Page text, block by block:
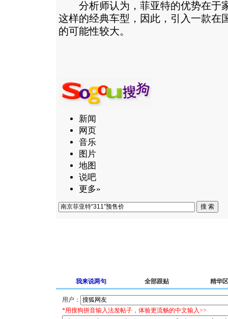
分析师认为，菲亚特的优势在于
这样的经典车型，因此，引入一款在
的可能性较大。
新闻
网页
音乐
图片
地图
说吧
更多»
我来说两句 全部跟贴 精华区
用户：
*用搜狗拼音输入法发帖子，体验更流畅的中文输入>>